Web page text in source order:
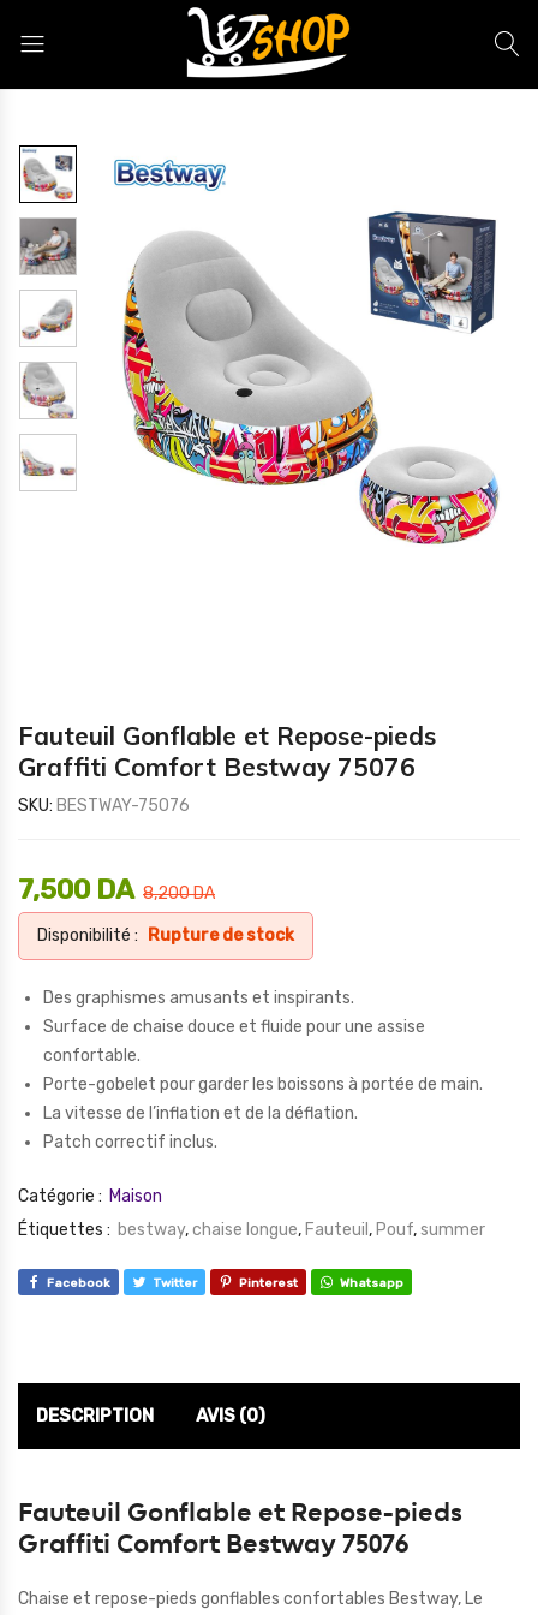
Fauteuil Gonflable et Repose-pieds
Graffiti Comfort Bestway 75076
SKU: BESTWAY-75076
8,200DA
7,500 DA
Disponibilité : Rupture de stock
Des graphismes amusants et inspirants.
Surface de chaise douce et fluide pour une assise
confortable.
Porte-gobelet pour garder les boissons à portée de main.
La vitesse de l’inflation et de la déflation.
Patch correctif inclus.
Catégorie : Maison
Étiquettes : bestway,chaise longue, Fauteuil , Pouf,summer
Facebook Twitter Pinterest Whatsapp
DESCRIPTION AVIS (0)
Fauteuil Gonflable et Repose-pieds
Graffiti Comfort Bestway 75076
Chaise et repose-pieds gonflables confortables Bestway, Le